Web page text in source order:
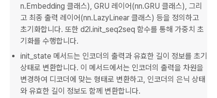
n.Embedding 클래스), GRU 레이어(nn.GRU 클래스), 그리
고 최종 출력 레이어(nn.LazyLinear 클래스) 등을 정의하고
초기화합니다. 또한 d2l.init_seq2seq 함수를 통해 가중치 초
기화를 수행합니다.
init_state 메서드는 인코더의 출력과 유효한 길이 정보를 초기
상태로 변환합니다. 이 메서드에서는 인코더의 출력을 차원을
변경하여 디코더에 맞는 형태로 변환하고, 인코더의 은닉 상태
와 유효한 길이 정보도 함께 변환합니다.